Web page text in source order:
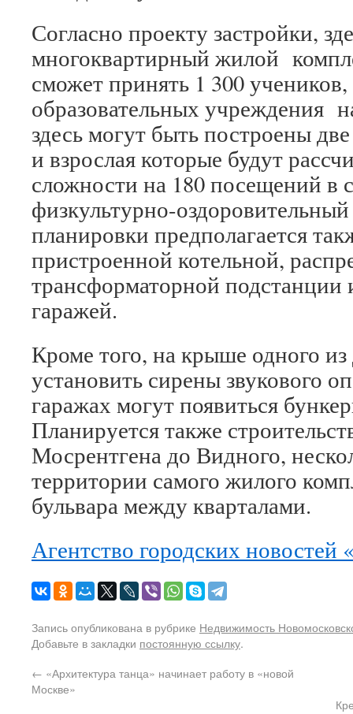
Согласно проекту застройки,
многоквартирный жилой
сможет принять 1 300
образовательных учреждения
здесь могут быть построены
и взрослая которые будут
сложности на 180 посещений в
физкультурно-
планировки предполагается
пристроенной котельной,
трансформаторной подстанции
гаражей.
Кроме того, на крыше одного
установить сирены звукового
гаражах могут появиться
Планируется также
Мосрентгена до Видного,
территории самого жилого
бульвара между кварталами.
Агентство городских новостей
Запись опубликована в рубрике Недвижимость
Добавьте в закладки постоянную ссылку.
← «Архитектура танца» начинает работу в «новой
Москве»